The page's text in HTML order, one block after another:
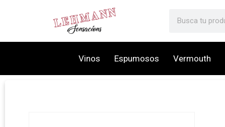
Vinos Espumosos Vermouth